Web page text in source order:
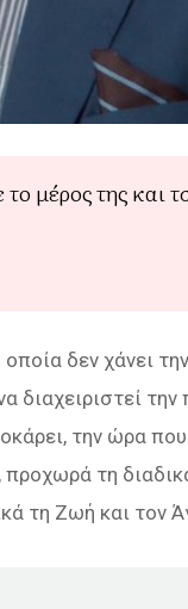
μέρος της και
δεν χάνει
διαχειριστεί
την ώρα που
προχωρά τη
τη Ζωή και τον